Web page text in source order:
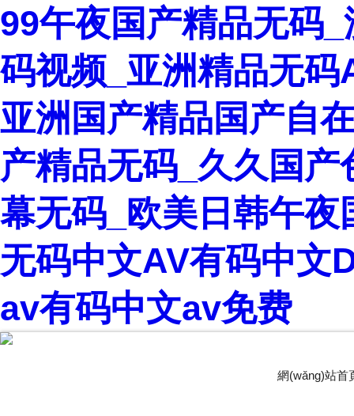
99午夜国产精品无码
码视频_亚洲精品无
亚洲国产精品国产自
产精品无码_久久国
幕无码_欧美日韩午
无码中文AV有码中文
av有码中文av免费
網(wǎng)站首